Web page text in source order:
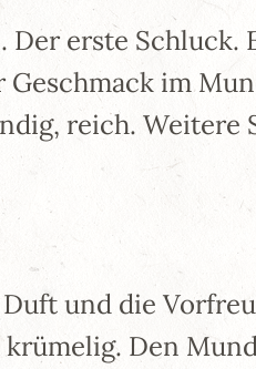
erste
im
reich. Weitere
und die
Den